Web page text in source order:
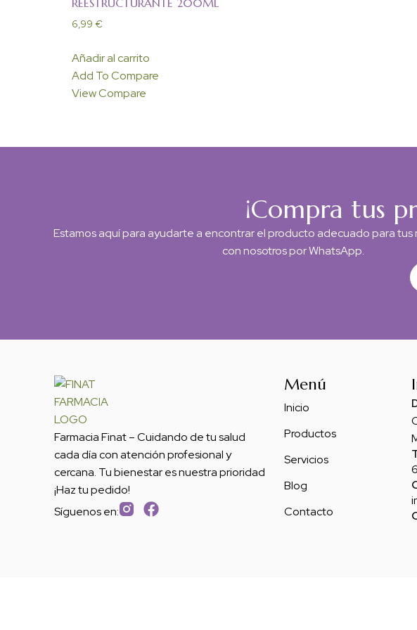
REESTRUCTURANTE 200ML
6,99 €
Añadir al carrito
Add To Compare
View Compare
¡Compra tus
Estamos aquí para ayudarte a encontrar el producto adecuado para
con nosotros por WhatsApp.
Farmacia Finat – Cuidando de tu salud
cada día con atención profesional y
cercana. Tu bienestar es nuestra prioridad
¡Haz tu pedido!
Síguenos en:
Menú
Inicio
Productos
Servicios
Blog
Contacto